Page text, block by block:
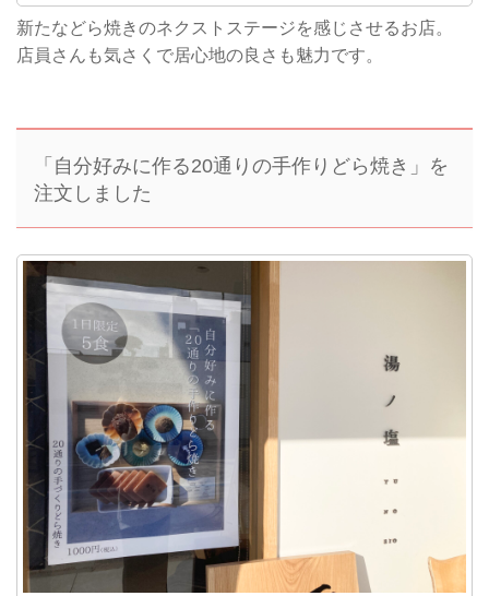
新たなどら焼きのネクストステージを感じさせるお店。
店員さんも気さくで居心地の良さも魅力です。
「自分好みに作る20通りの手作りどら焼き」を
注文しました